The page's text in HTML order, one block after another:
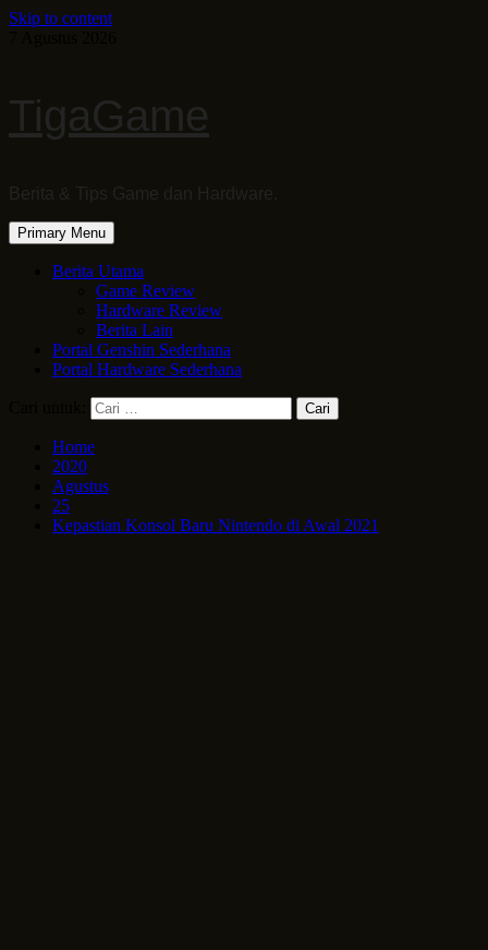
Skip to content
TigaGame
Berita & Tips Game dan Hardware.
Primary Menu
Berita Utama
Game Review
Hardware Review
Berita Lain
Portal Genshin Sederhana
Portal Hardware Sederhana
Home
2020
Agustus
25
Kepastian Konsol Baru Nintendo di Awal 2021